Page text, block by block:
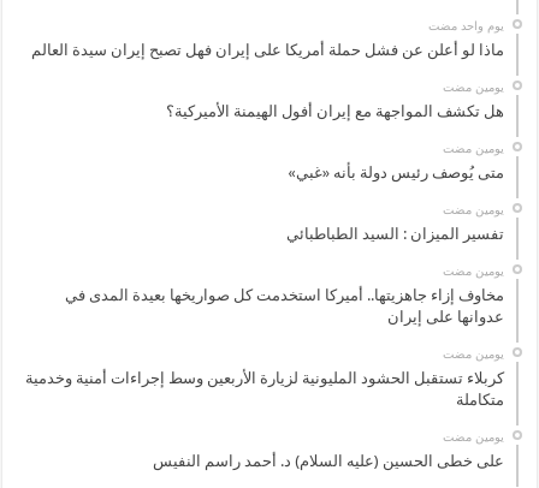
‏يوم واحد مضت
ماذا لو أعلن عن فشل حملة أمريكا على إيران فهل تصبح إيران سيدة العالم
‏يومين مضت
هل تكشف المواجهة مع إيران أفول الهيمنة الأميركية؟
‏يومين مضت
متى يُوصف رئيس دولة بأنه «غبي»
‏يومين مضت
تفسير الميزان : السيد الطباطبائي
‏يومين مضت
مخاوف إزاء جاهزيتها.. أميركا استخدمت كل صواريخها بعيدة المدى في
عدوانها على إيران
‏يومين مضت
كربلاء تستقبل الحشود المليونية لزيارة الأربعين وسط إجراءات أمنية وخدمية
متكاملة
‏يومين مضت
على خطى الحسين (عليه السلام) د. أحمد راسم النفيس